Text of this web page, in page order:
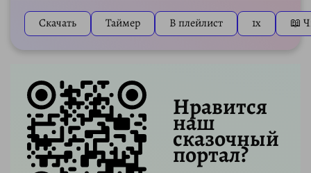
Скачать Таймер В плейлист 1x 📖
Нравится
наш
сказочный
портал?